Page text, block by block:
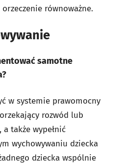
równoważne.
samotne
w systemie prawomocny
rozwód lub
także wypełnić
wychowywaniu dziecka
dziecka wspólnie